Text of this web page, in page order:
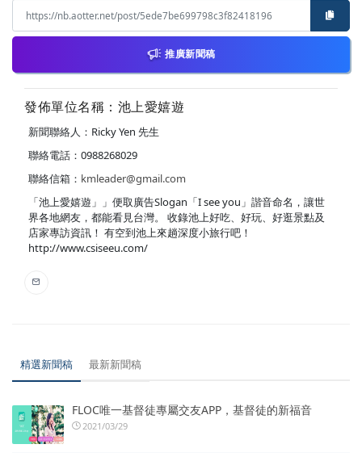
推廣新聞稿
發佈單位名稱：池上愛嬉遊
新聞聯絡人：Ricky Yen 先生
聯絡電話：0988268029
聯絡信箱： kmleader@gmail.com
「池上愛嬉遊」」便取廣告Slogan「I see you」諧音命名，讓世
界各地網友，都能看見台灣。 收錄池上好吃、好玩、好逛景點及
店家專訪資訊！ 有空到池上來趟深度小旅行吧！
http://www.csiseeu.com/
精選新聞稿 最新新聞稿
FLOC唯一基督徒專屬交友APP，基督徒的新福音
2021/03/29